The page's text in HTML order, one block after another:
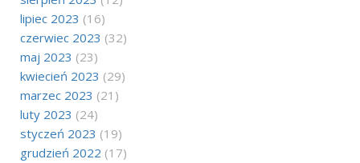
lipiec 2023 (16)
czerwiec 2023 (32)
maj 2023 (23)
kwiecień 2023 (29)
marzec 2023 (21)
luty 2023 (24)
styczeń 2023 (19)
grudzień 2022 (17)